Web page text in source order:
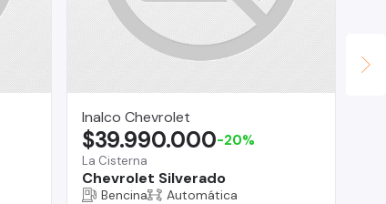
Inalco Chevrolet
La Cisterna
Chevrolet Silverado
$39.990.000-20%
Bencina Automática